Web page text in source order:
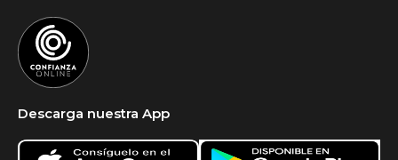
Descarga nuestra App